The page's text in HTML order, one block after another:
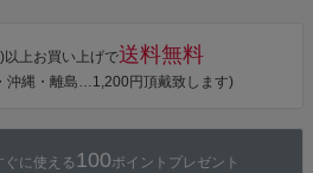
以上お買い上げで送料無料
縄・離島…1,200円頂戴致します)
に使える 100ポイントプレゼント